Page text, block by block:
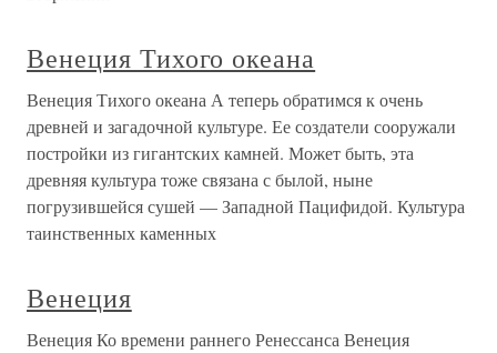
Венеция Тихого океана
Венеция Тихого океана А теперь обратимся к очень
древней и загадочной культуре. Ее создатели сооружали
постройки из гигантских камней. Может быть, эта
древняя культура тоже связана с былой, ныне
погрузившейся сушей — Западной Пацифидой. Культура
таинственных каменных
Венеция
Венеция Ко времени раннего Ренессанса Венеция